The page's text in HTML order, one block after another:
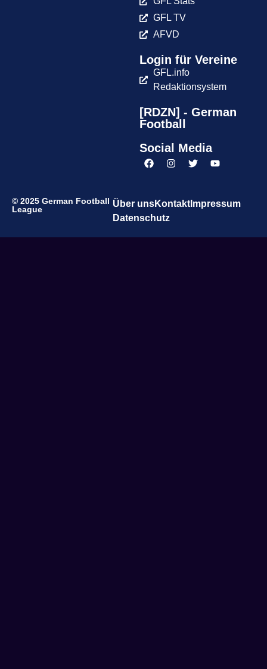
GFL TV
AFVD
Login für Vereine
GFL.info
Redaktionsystem
[RDZN] - German
Football
Social Media
© 2025 German Football
League
Über unsKontaktImpressum
Datenschutz